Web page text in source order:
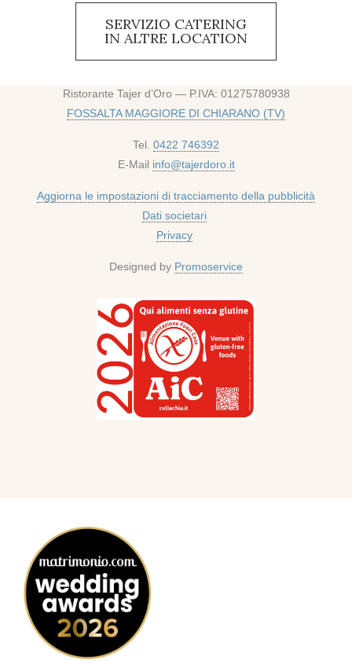
SERVIZIO CATERING
IN ALTRE LOCATION
Ristorante Tajer d’Oro — P.IVA: 01275780938
FOSSALTA MAGGIORE DI CHIARANO (TV)
Tel. 0422 746392
E-Mail info@tajerdoro.it
Aggiorna le impostazioni di tracciamento della pubblicità
Dati societari
Privacy
Designed by Promoservice